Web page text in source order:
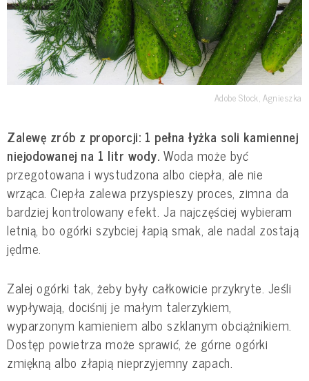
Adobe Stock, Agnieszka
Zalewę zrób z proporcji: 1 pełna łyżka soli kamiennej
niejodowanej na 1 litr wody. Woda może być
przegotowana i wystudzona albo ciepła, ale nie
wrząca. Ciepła zalewa przyspieszy proces, zimna da
bardziej kontrolowany efekt. Ja najczęściej wybieram
letnią, bo ogórki szybciej łapią smak, ale nadal zostają
jędrne.
Zalej ogórki tak, żeby były całkowicie przykryte. Jeśli
wypływają, dociśnij je małym talerzykiem,
wyparzonym kamieniem albo szklanym obciążnikiem.
Dostęp powietrza może sprawić, że górne ogórki
zmiękną albo złapią nieprzyjemny zapach.